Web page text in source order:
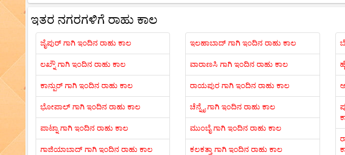
ಇತರ ನಗರಗಳಿಗೆ ರಾಹು ಕಾಲ
ಜೈಪುರ್ ಗಾಗಿ ಇಂದಿನ ರಾಹು ಕಾಲ
ಲಖ್ನೌ ಗಾಗಿ ಇಂದಿನ ರಾಹು ಕಾಲ
ಕಾನ್ಪುರ್ ಗಾಗಿ ಇಂದಿನ ರಾಹು ಕಾಲ
ಭೋಪಾಲ್ ಗಾಗಿ ಇಂದಿನ ರಾಹು ಕಾಲ
ಪಾಟ್ನಾ ಗಾಗಿ ಇಂದಿನ ರಾಹು ಕಾಲ
ಗಾಜಿಯಾಬಾದ್ ಗಾಗಿ ಇಂದಿನ ರಾಹು ಕಾಲ
ಇಲಹಾಬಾದ್ ಗಾಗಿ ಇಂದಿನ ರಾಹು ಕಾಲ
ವಾರಾಣಸಿ ಗಾಗಿ ಇಂದಿನ ರಾಹು ಕಾಲ
ರಾಯಪುರ ಗಾಗಿ ಇಂದಿನ ರಾಹು ಕಾಲ
ಚೆನ್ನೈ ಗಾಗಿ ಇಂದಿನ ರಾಹು ಕಾಲ
ಮುಂಬೈ ಗಾಗಿ ಇಂದಿನ ರಾಹು ಕಾಲ
ಕಲಕತ್ತಾ ಗಾಗಿ ಇಂದಿನ ರಾಹು ಕಾಲ